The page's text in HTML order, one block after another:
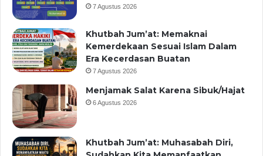
7 Agustus 2026
Khutbah Jum’at: Memaknai
Kemerdekaan Sesuai Islam Dalam
Era Kecerdasan Buatan
7 Agustus 2026
Menjamak Salat Karena Sibuk/Hajat
6 Agustus 2026
Khutbah Jum’at: Muhasabah Diri,